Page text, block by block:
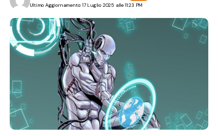
Ultimo Aggiornamento: 17 Luglio 2025 alle 11:23 PM